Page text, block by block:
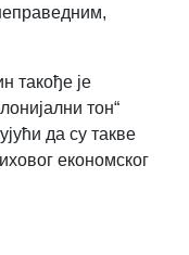
такође је
тон“
да су такве
економског